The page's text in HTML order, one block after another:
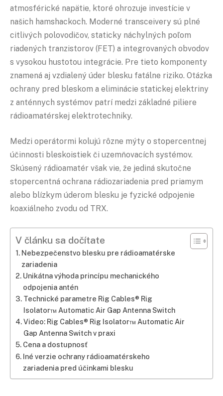
atmosférické napätie, ktoré ohrozuje investície v
našich hamshackoch. Moderné transceivery sú plné
citlivých polovodičov, staticky náchylných poľom
riadených tranzistorov (FET) a integrovaných obvodov
s vysokou hustotou integrácie. Pre tieto komponenty
znamená aj vzdialený úder blesku fatálne riziko. Otázka
ochrany pred bleskom a eliminácie statickej elektriny
z anténnych systémov patrí medzi základné piliere
rádioamatérskej elektrotechniky.
Medzi operátormi kolujú rôzne mýty o stopercentnej
účinnosti bleskoistiek či uzemňovacích systémov.
Skúsený rádioamatér však vie, že jediná skutočne
stopercentná ochrana rádiozariadenia pred priamym
alebo blízkym úderom blesku je fyzické odpojenie
koaxiálneho zvodu od TRX.
V článku sa dočítate
Nebezpečenstvo blesku pre rádioamatérske
zariadenia
Unikátna výhoda princípu mechanického
odpojenia antén
Technické parametre Rig Cables® Rig
Isolator™ Automatic Air Gap Antenna Switch
Video: Rig Cables® Rig Isolator™ Automatic Air
Gap Antenna Switch v praxi
Cena a dostupnosť
Iné verzie ochrany rádioamatérskeho
zariadenia pred účinkami blesku